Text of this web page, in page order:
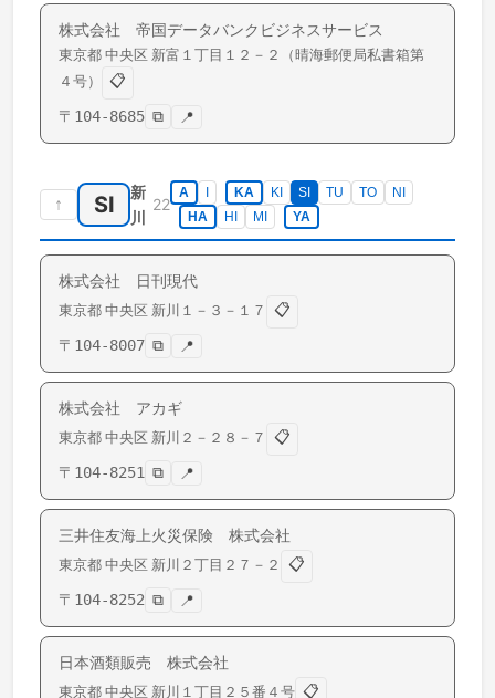
株式会社 帝国データバンクビジネスサービス
東京都 中央区 新富 １丁目１２－２（晴海郵便局私書箱第
４号）
📋
〒 104-8685 ⧉ 📍
↑ SI
新
川
22
A KA KI SI TU TO
NI
HA
HI MI YA
株式会社 日刊現代
東京都 中央区 新川 １－３－１７
📋
〒 104-8007 ⧉ 📍
株式会社 アカギ
東京都 中央区 新川 ２－２８－７
📋
〒 104-8251 ⧉ 📍
三井住友海上火災保険 株式会社
東京都 中央区 新川 ２丁目２７－２
📋
〒 104-8252 ⧉ 📍
日本酒類販売 株式会社
東京都 中央区 新川 １丁目２５番４号 📋